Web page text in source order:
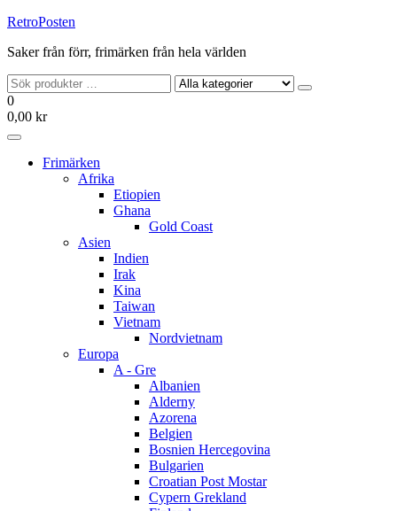
Hoppa
innehållet
RetroPosten
Saker från förr, frimärken från hela världen
0
0,00 kr
Frimärken
Afrika
Etiopien
Ghana
Gold Coast
Asien
Indien
Irak
Kina
Taiwan
Vietnam
Nordvietnam
Europa
A - Gre
Albanien
Alderny
Azorena
Belgien
Bosnien Hercegovina
Bulgarien
Croatian Post Mostar
Cypern Grekland